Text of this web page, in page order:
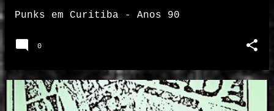
Punks em Curitiba - Anos 90
0